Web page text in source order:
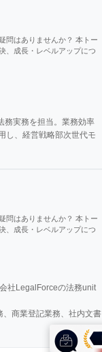
問はありませんか？ 本トー
、成長・レベルアップにつ
務実務を担当。業務効率
し、経営戦略部次世代モ
問はありませんか？ 本トー
、成長・レベルアップにつ
社LegalForceの法務unit
商業登記業務、社内文書